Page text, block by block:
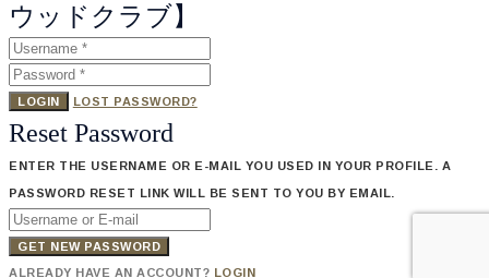
ウッドクラブ】
LOGIN LOST PASSWORD?
Reset Password
ENTER THE USERNAME OR E-MAIL YOU USED IN YOUR PROFILE. A
PASSWORD RESET LINK WILL BE SENT TO YOU BY EMAIL.
GET NEW PASSWORD
ALREADY HAVE AN ACCOUNT? LOGIN